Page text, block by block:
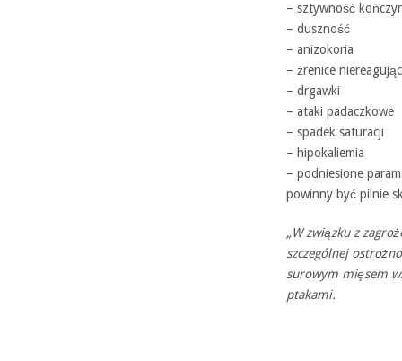
– sztywność
– duszność
– anizokoria
– źrenice
– drgawki
– ataki padaczkowe
– spadek saturacji
– hipokaliemia
– podniesione
powinny być pilnie
„W związku z
szczególnej
surowym mięsem
ptakami.